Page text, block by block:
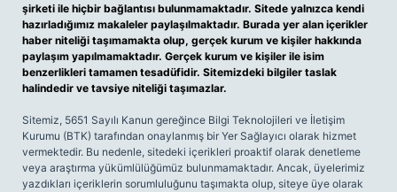
şirketi ile hiçbir bağlantısı bulunmamaktadır. Sitede yalnızca kendi
hazırladığımız makaleler paylaşılmaktadır. Burada yer alan içerikler
haber niteliği taşımamakta olup, gerçek kurum ve kişiler hakkında
paylaşım yapılmamaktadır. Gerçek kurum ve kişiler ile isim
benzerlikleri tamamen tesadüfidir. Sitemizdeki bilgiler taslak
halindedir ve tavsiye niteliği taşımazlar.
Sitemiz, 5651 Sayılı Kanun gereğince Bilgi Teknolojileri ve İletişim
Kurumu (BTK) tarafından onaylanmış bir Yer Sağlayıcı olarak hizmet
vermektedir. Bu nedenle, sitedeki içerikleri proaktif olarak denetleme
veya araştırma yükümlülüğümüz bulunmamaktadır. Ancak, üyelerimiz
yazdıkları içeriklerin sorumluluğunu taşımakta olup, siteye üye olarak